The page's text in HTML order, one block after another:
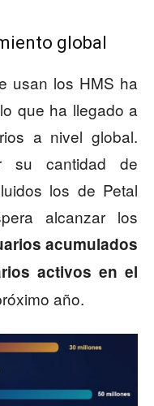
global
usan los HMS ha
que ha llegado a
a nivel global.
su cantidad de
los de Petal
alcanzar los
acumulados
activos en el
año.